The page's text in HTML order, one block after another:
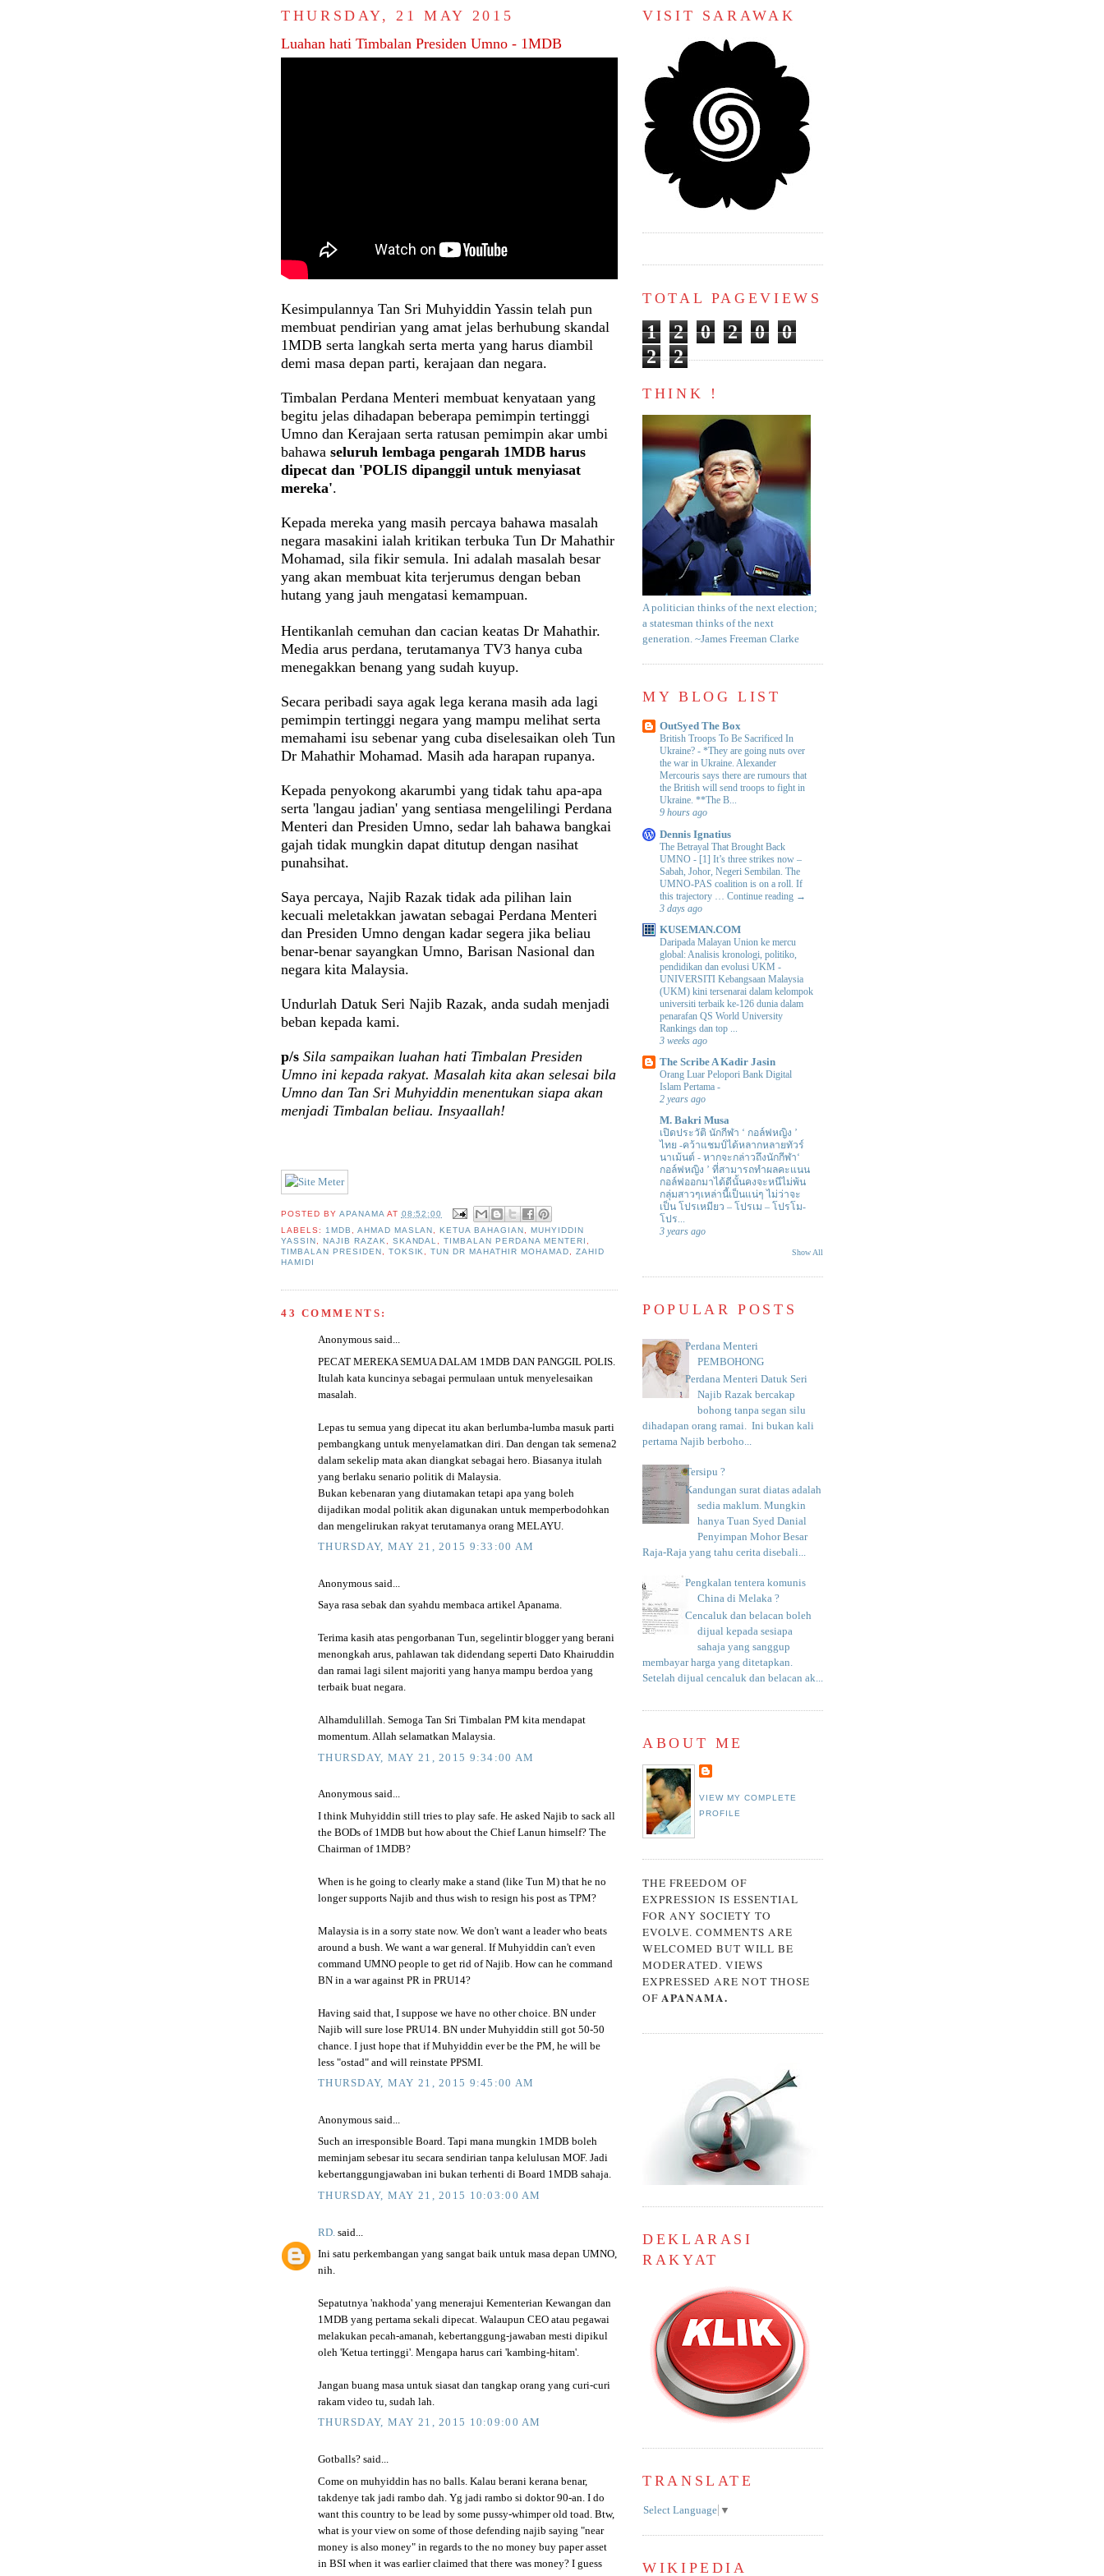
THURSDAY, 21 MAY 2015
Luahan hati Timbalan Presiden Umno - 1MDB
Kesimpulannya Tan Sri Muhyiddin Yassin telah pun
membuat pendirian yang amat jelas berhubung skandal
1MDB serta langkah serta merta yang harus diambil
demi masa depan parti, kerajaan dan negara.
Timbalan Perdana Menteri membuat kenyataan yang
begitu jelas dihadapan beberapa pemimpin tertinggi
Umno dan Kerajaan serta ratusan pemimpin akar umbi
bahawa seluruh lembaga pengarah 1MDB harus
dipecat dan 'POLIS dipanggil untuk menyiasat
mereka'.
Kepada mereka yang masih percaya bahawa masalah
negara masakini ialah kritikan terbuka Tun Dr Mahathir
Mohamad, sila fikir semula. Ini adalah masalah besar
yang akan membuat kita terjerumus dengan beban
hutang yang jauh mengatasi kemampuan.
Hentikanlah cemuhan dan cacian keatas Dr Mahathir.
Media arus perdana, terutamanya TV3 hanya cuba
menegakkan benang yang sudah kuyup.
Secara peribadi saya agak lega kerana masih ada lagi
pemimpin tertinggi negara yang mampu melihat serta
memahami isu sebenar yang cuba diselesaikan oleh Tun
Dr Mahathir Mohamad. Masih ada harapan rupanya.
Kepada penyokong akarumbi yang tidak tahu apa-apa
serta 'langau jadian' yang sentiasa mengelilingi Perdana
Menteri dan Presiden Umno, sedar lah bahawa bangkai
gajah tidak mungkin dapat ditutup dengan nasihat
punahsihat.
Saya percaya, Najib Razak tidak ada pilihan lain
kecuali meletakkan jawatan sebagai Perdana Menteri
dan Presiden Umno dengan kadar segera jika beliau
benar-benar sayangkan Umno, Barisan Nasional dan
negara kita Malaysia.
Undurlah Datuk Seri Najib Razak, anda sudah menjadi
beban kepada kami.
p/s Sila sampaikan luahan hati Timbalan Presiden
Umno ini kepada rakyat. Masalah kita akan selesai bila
Umno dan Tan Sri Muhyiddin menentukan siapa akan
menjadi Timbalan beliau. Insyaallah!
POSTED BY APANAMA AT 08:52:00
LABELS: 1MDB , AHMAD MASLAN , KETUA BAHAGIAN , MUHYIDDIN
YASSIN , NAJIB RAZAK, SKANDAL,TIMBALAN PERDANA MENTERI ,
TIMBALAN PRESIDEN , TOKSIK,TUN DR MAHATHIR MOHAMAD, ZAHID
HAMIDI
43 COMMENTS:
Anonymous said...
PECAT MEREKA SEMUA DALAM 1MDB DAN PANGGIL POLIS.
Itulah kata kuncinya sebagai permulaan untuk menyelesaikan
masalah.
Lepas tu semua yang dipecat itu akan berlumba-lumba masuk parti
pembangkang untuk menyelamatkan diri. Dan dengan tak semena2
dalam sekelip mata akan diangkat sebagai hero. Biasanya itulah
yang berlaku senario politik di Malaysia.
Bukan kebenaran yang diutamakan tetapi apa yang boleh
dijadikan modal politik akan digunakan untuk memperbodohkan
dan mengelirukan rakyat terutamanya orang MELAYU.
THURSDAY, MAY 21, 2015 9:33:00 AM
Anonymous said...
Saya rasa sebak dan syahdu membaca artikel Apanama.
Terima kasih atas pengorbanan Tun, segelintir blogger yang berani
menongkah arus, pahlawan tak didendang seperti Dato Khairuddin
dan ramai lagi silent majoriti yang hanya mampu berdoa yang
terbaik buat negara.
Alhamdulillah. Semoga Tan Sri Timbalan PM kita mendapat
momentum. Allah selamatkan Malaysia.
THURSDAY, MAY 21, 2015 9:34:00 AM
Anonymous said...
I think Muhyiddin still tries to play safe. He asked Najib to sack all
the BODs of 1MDB but how about the Chief Lanun himself? The
Chairman of 1MDB?
When is he going to clearly make a stand (like Tun M) that he no
longer supports Najib and thus wish to resign his post as TPM?
Malaysia is in a sorry state now. We don't want a leader who beats
around a bush. We want a war general. If Muhyiddin can't even
command UMNO people to get rid of Najib. How can he command
BN in a war against PR in PRU14?
Having said that, I suppose we have no other choice. BN under
Najib will sure lose PRU14. BN under Muhyiddin still got 50-50
chance. I just hope that if Muhyiddin ever be the PM, he will be
less "ostad" and will reinstate PPSMI.
THURSDAY, MAY 21, 2015 9:45:00 AM
Anonymous said...
Such an irresponsible Board. Tapi mana mungkin 1MDB boleh
meminjam sebesar itu secara sendirian tanpa kelulusan MOF. Jadi
kebertanggungjawaban ini bukan terhenti di Board 1MDB sahaja.
THURSDAY, MAY 21, 2015 10:03:00 AM
RD. said...
Ini satu perkembangan yang sangat baik untuk masa depan UMNO,
nih.
Sepatutnya 'nakhoda' yang menerajui Kementerian Kewangan dan
1MDB yang pertama sekali dipecat. Walaupun CEO atau pegawai
melakukan pecah-amanah, kebertanggung-jawaban mesti dipikul
oleh 'Ketua tertinggi'. Mengapa harus cari 'kambing-hitam'.
Jangan buang masa untuk siasat dan tangkap orang yang curi-curi
rakam video tu, sudah lah.
THURSDAY, MAY 21, 2015 10:09:00 AM
Gotballs? said...
Come on muhyiddin has no balls. Kalau berani kerana benar,
takdenye tak jadi rambo dah. Yg jadi rambo si doktor 90-an. I do
want this country to be lead by some pussy-whimper old toad. Btw,
what is your view on some of those defending najib saying "near
money is also money" in regards to the no money buy paper asset
in BSI when it was earlier claimed that there was money? I guess
VISIT SARAWAK
TOTAL PAGEVIEWS
1 2 0 2 0
0
2
2
THINK !
A politician thinks of the next election;
a statesman thinks of the next
generation. ~James Freeman Clarke
MY BLOG LIST
OutSyed The Box
British Troops To Be Sacrificed In
Ukraine? - *They are going nuts over
the war in Ukraine. Alexander
Mercouris says there are rumours that
the British will send troops to fight in
Ukraine. **The B...
9 hours ago
Dennis Ignatius
The Betrayal That Brought Back
UMNO - [1] It’s three strikes now –
Sabah, Johor, Negeri Sembilan. The
UMNO-PAS coalition is on a roll. If
this trajectory … Continue reading →
3 days ago
KUSEMAN.COM
Daripada Malayan Union ke mercu
global: Analisis kronologi, politiko,
pendidikan dan evolusi UKM -
UNIVERSITI Kebangsaan Malaysia
(UKM) kini tersenarai dalam kelompok
universiti terbaik ke-126 dunia dalam
penarafan QS World University
Rankings dan top ...
3 weeks ago
The Scribe A Kadir Jasin
Orang Luar Pelopori Bank Digital
Islam Pertama -
2 years ago
M. Bakri Musa
เปิดประวัติ นักกีฬา ‘ กอล์ฟหญิง ’
ไทย -คว้าแชมป์ได้หลากหลายทัวร์
นาเม้นต์ - หากจะกล่าวถึงนักกีฬา‘
กอล์ฟหญิง ’ ที่สามารถทำผลคะแนน
กอล์ฟออกมาได้ดีนั้นคงจะหนีไม่พ้น
กลุ่มสาวๆเหล่านี้เป็นแน่ๆ ไม่ว่าจะ
เป็น โปรเหมียว – โปรเม – โปรโม-
โปร...
3 years ago
Show All
POPULAR POSTS
Perdana Menteri
PEMBOHONG
Perdana Menteri Datuk Seri
Najib Razak bercakap
bohong tanpa segan silu
dihadapan orang ramai. Ini bukan kali
pertama Najib berboho...
Tersipu ?
Kandungan surat diatas adalah
sedia maklum. Mungkin
hanya Tuan Syed Danial
Penyimpan Mohor Besar
Raja-Raja yang tahu cerita disebali...
Pengkalan tentera komunis
China di Melaka ?
Cencaluk dan belacan boleh
dijual kepada sesiapa
sahaja yang sanggup
membayar harga yang ditetapkan.
Setelah dijual cencaluk dan belacan ak...
ABOUT ME
VIEW MY COMPLETE
PROFILE
THE FREEDOM OF
EXPRESSION IS ESSENTIAL
FOR ANY SOCIETY TO
EVOLVE. COMMENTS ARE
WELCOMED BUT WILL BE
MODERATED. VIEWS
EXPRESSED ARE NOT THOSE
OF APANAMA.
DEKLARASI
RAKYAT
TRANSLATE
Select Language ▼
WIKIPEDIA